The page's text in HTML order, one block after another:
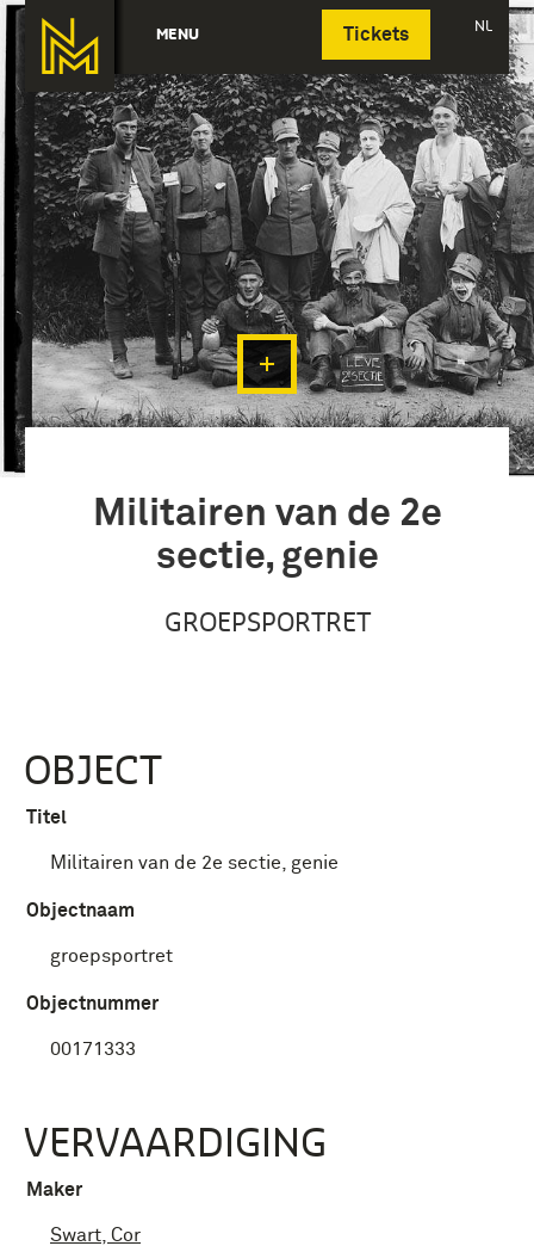
MENU Tickets NL
Deutsch
Militairen van de 2e
sectie, genie
GROEPSPORTRET
OBJECT
Titel
Militairen van de 2e sectie, genie
Objectnaam
groepsportret
Objectnummer
00171333
VERVAARDIGING
Maker
Swart, Cor